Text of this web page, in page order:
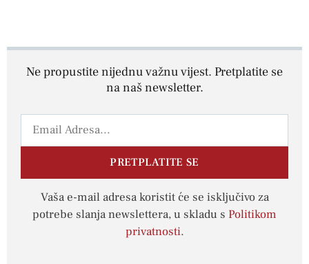
Ne propustite nijednu važnu vijest. Pretplatite se
na naš newsletter.
PRETPLATITE SE
Vaša e-mail adresa koristit će se isključivo za
potrebe slanja newslettera, u skladu s Politikom
privatnosti.